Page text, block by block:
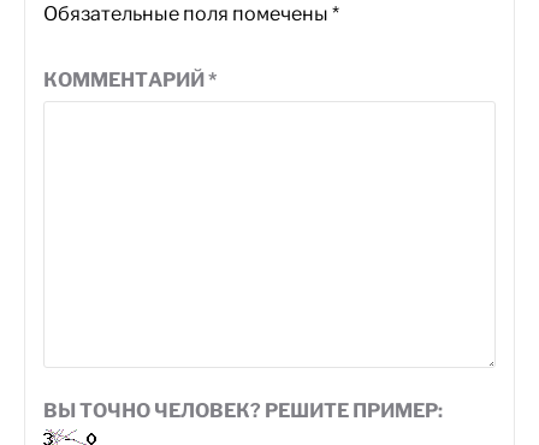
Обязательные поля помечены *
КОММЕНТАРИЙ*
ВЫ ТОЧНО ЧЕЛОВЕК? РЕШИТЕ ПРИМЕР: